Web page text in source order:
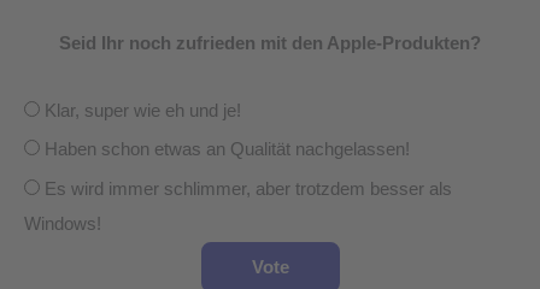
Seid Ihr noch zufrieden mit den Apple-Produkten?
Klar, super wie eh und je!
Haben schon etwas an Qualität nachgelassen!
Es wird immer schlimmer, aber trotzdem besser als
Windows!